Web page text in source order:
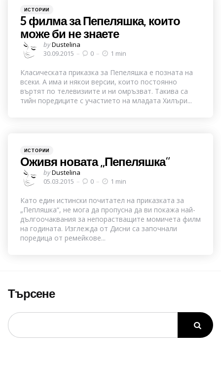
Categories
Posted
in
ИСТОРИИ
5 филма за Пепеляшка, които
може би не знаете
Posted
by
byDustelina
30.09.2015
0 1 min
Класическата приказка за Пепеляшка е позната на
всеки. А има и някои версии, които постоянно
въртят по телевизиите и ни омръзват. Такива са
тийн поредиците с участието на младата Хилъри...
Categories
Posted
ИСТОРИИ
Оживя новата „Пепеляшка“
Posted
by
byDustelina
05.03.2015
0 1 min
Като един истински почитател на приказката за
„Пепляшка“, не мога да пропусна да ви покажа най-
дългоочаквания за непорастващите момичета филм
на годината. Изглежда от Дисни са започнали
поредица от ремейкове...
Търсене